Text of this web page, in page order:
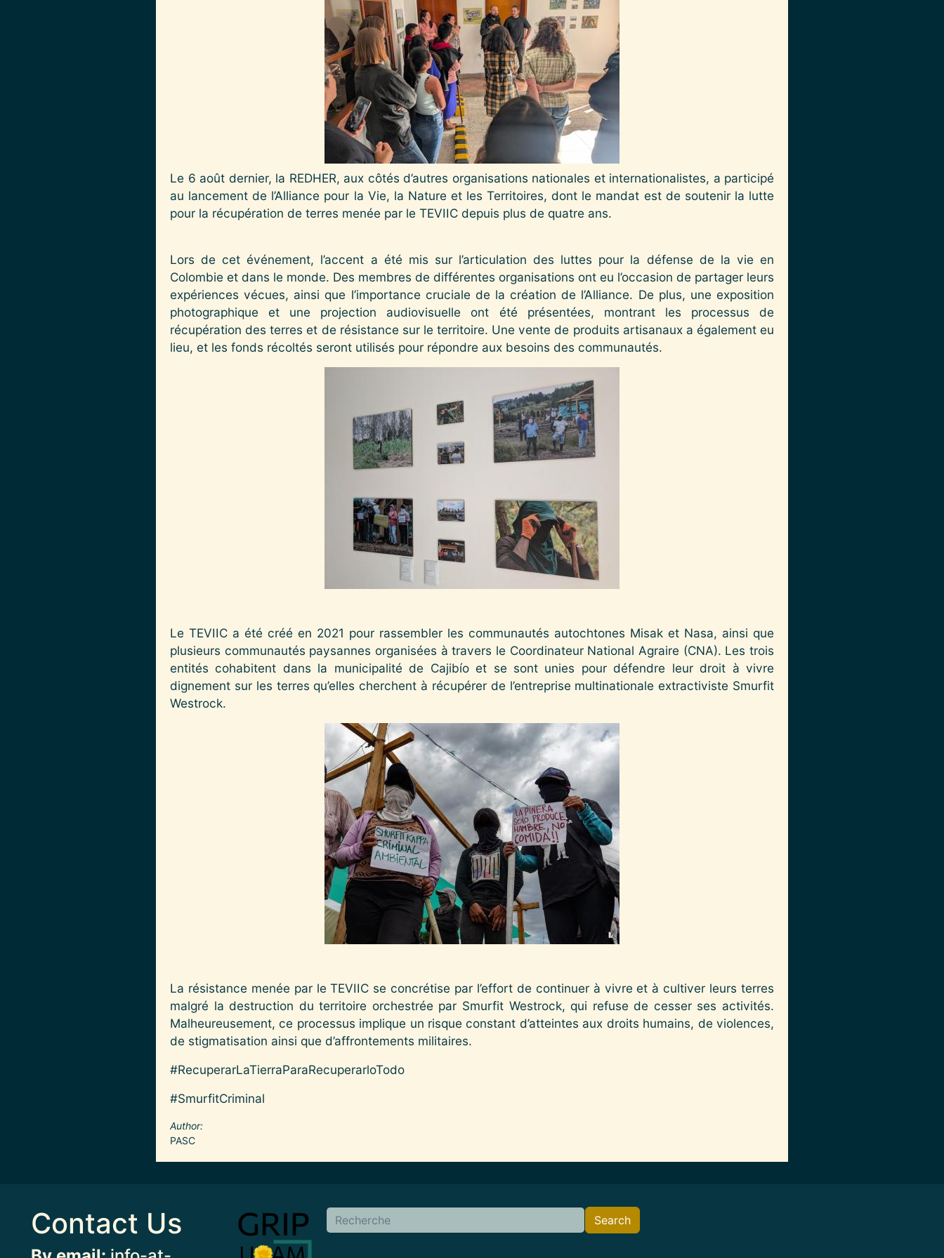
Le 6 août dernier, la REDHER, aux côtés d’autres organisations nationales et internationalistes, a participé
au lancement de l’Alliance pour la Vie, la Nature et les Territoires, dont le mandat est de soutenir la lutte
pour la récupération de terres menée par le TEVIIC depuis plus de quatre ans.
Lors de cet événement, l’accent a été mis sur l’articulation des luttes pour la défense de la vie en
Colombie et dans le monde. Des membres de différentes organisations ont eu l’occasion de partager leurs
expériences vécues, ainsi que l’importance cruciale de la création de l’Alliance. De plus, une exposition
photographique et une projection audiovisuelle ont été présentées, montrant les processus de
récupération des terres et de résistance sur le territoire. Une vente de produits artisanaux a également eu
lieu, et les fonds récoltés seront utilisés pour répondre aux besoins des communautés.
Le TEVIIC a été créé en 2021 pour rassembler les communautés autochtones Misak et Nasa, ainsi que
plusieurs communautés paysannes organisées à travers le Coordinateur National Agraire (CNA). Les trois
entités cohabitent dans la municipalité de Cajibío et se sont unies pour défendre leur droit à vivre
dignement sur les terres qu’elles cherchent à récupérer de l’entreprise multinationale extractiviste Smurfit
Westrock.
La résistance menée par le TEVIIC se concrétise par l’effort de continuer à vivre et à cultiver leurs terres
malgré la destruction du territoire orchestrée par Smurfit Westrock, qui refuse de cesser ses activités.
Malheureusement, ce processus implique un risque constant d’atteintes aux droits humains, de violences,
de stigmatisation ainsi que d’affrontements militaires.
#RecuperarLaTierraParaRecuperarloTodo
#SmurfitCriminal
Author
PASC
Contact Us Image Search Search